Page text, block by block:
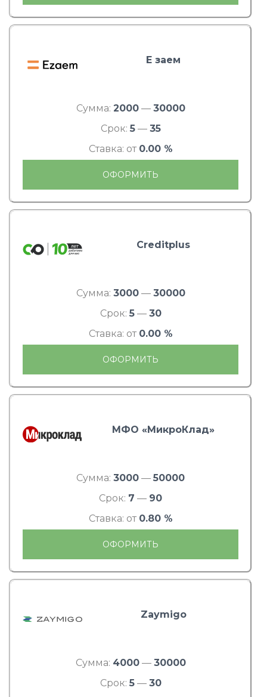
Е заем
Сумма: 2000— 30000
Срок: 5— 35
Ставка: от 0.00 %
ОФОРМИТЬ
Creditplus
Сумма: 3000— 30000
Срок: 5— 30
Ставка: от 0.00 %
ОФОРМИТЬ
МФО «МикроКлад»
Сумма: 3000 — 50000
Срок: 7 — 90
Ставка: от 0.80 %
ОФОРМИТЬ
Zaymigo
Сумма: 4000— 30000
Срок: 5— 30